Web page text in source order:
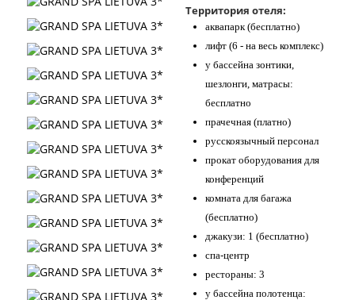
Территория отеля:
аквапарк (бесплатно)
лифт (6 - на весь комплекс)
у бассейна зонтики,
шезлонги, матрасы:
бесплатно
прачечная (платно)
русскоязычный персонал
прокат оборудования для
конференций
комната для багажа
(бесплатно)
джакузи: 1 (бесплатно)
спа-центр
рестораны: 3
у бассейна полотенца: